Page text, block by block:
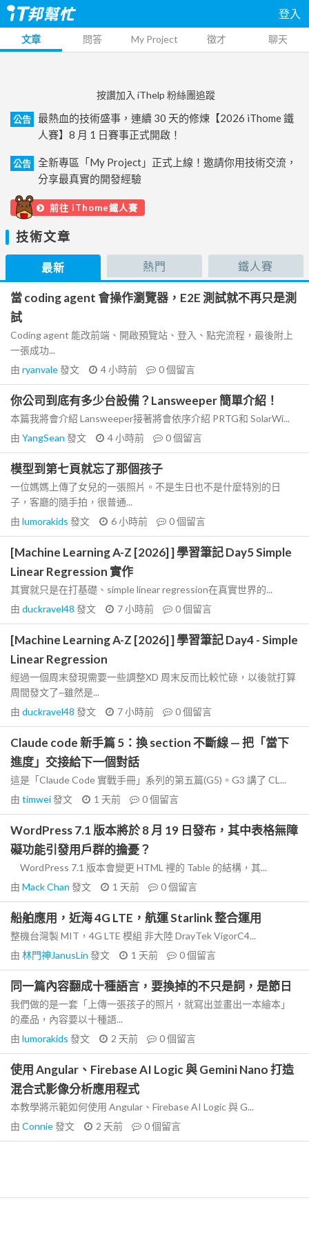
登入
文章 問答 My Project 徵才 聊天
按讚加入 iThelp 粉絲團追蹤
公告
最熱血的技術盛事，連續 30 天的修煉【2026 iThome 鐵
人賽】8 月 1 日賽事正式開啟！
公告
全新專區「My Project」正式上線！邀請你用技術交流，
分享最真實的開發經驗
前往 iThome鐵人賽
技術文章
最新 熱門 鐵人賽
當 coding agent 會操作瀏覽器，E2E 測試就不再只是測
試
Coding agent 能改前端、開啟預覽站、登入、點完流程，最後附上
一張成功...
由 ryanvale發文 4 小時前 0個留言
你公司到底有多少台設備？Lansweeper 簡單介紹！
本篇我將會介紹 Lansweeper接著將會依序介紹 PRTG和 SolarWi...
由 YangSean 發文 4 小時前 0個留言
模型到第七頁就忘了那個孩子
一位媽媽上傳了女兒的一張照片。不是生日也不是什麼特別的日
子，客廳的隨手拍，很普通...
由 lumorakids 發文 6 小時前 0個留言
[Machine Learning A-Z [2026] ] 學習筆記 Day5 Simple
Linear Regression 實作
其實就只是在打基礎、simple linear regression在真實世界的...
由 duckravel48 發文 7 小時前 0個留言
[Machine Learning A-Z [2026] ] 學習筆記 Day4 - Simple
Linear Regression
經過一個周末發現需要一些調整XD 周末反而比較忙碌，以後就打算
周間發文了~雖然是...
由 duckravel48 發文 7 小時前 0個留言
Claude code 新手篇 5：換 section 不斷線 — 把「當下
進度」交接給下一個對話
這是「Claude Code 實戰手冊」系列的第五篇(G5)。G3 講了 CL...
由 timwei發文 1 天前 0個留言
WordPress 7.1 版本將於 8 月 19 日發布，其中表格無障
礙功能引發用戶群的擔憂？
WordPress 7.1 版本會變更 HTML 裡的 Table 的結構，其...
由 Mack Chan 發文 1 天前 0個留言
船舶應用，近海 4G LTE，航運 Starlink 整合運用
整機台灣製 MIT，4G LTE 模組 非大陸 DrayTek VigorC4...
由 林門神JanusLin 發文 1 天前 0個留言
同一篇內容翻成十種語言，要換掉的不只是詞，是節日
我們做的是一套「上傳一張孩子的照片，就寫出並畫出一本繪本」
的產品，內容要以十種語...
由 lumorakids 發文 2 天前 0個留言
使用 Angular、Firebase AI Logic 與 Gemini Nano 打造
混合式影像分析應用程式
本教學將示範如何使用 Angular、Firebase AI Logic 與 G...
由 Connie發文 2 天前 0個留言